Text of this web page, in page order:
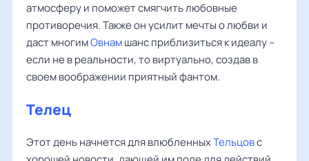
атмосферу и поможет смягчить любовные
противоречия. Также он усилит мечты о любви и
даст многимОвнамшанс приблизиться к идеалу –
если не в реальности, то виртуально, создав в
своем воображении приятный фантом.
Телец
Этот день начнется для влюбленныхТельцовс